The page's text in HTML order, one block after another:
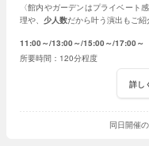
〈館内やガーデンはプライベート感
理や、 少人数だから叶う演出もご
11:00～ 13:00～ 15:00～ 17:00～
120分程度
詳し
同日開催